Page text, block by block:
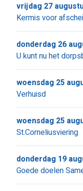
Kermis voor
vrijdag 27
U kunt nu het
donderdag 26
Verhuisd
woensdag 25
St.Corneliusviering
woensdag 25
Goede doelen
donderdag 19